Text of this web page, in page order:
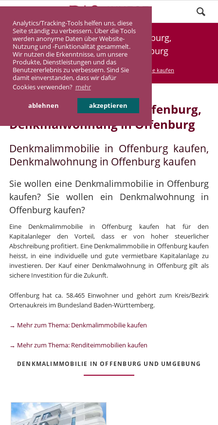
Analytics/Tracking-Tools helfen uns, diese
Seite ständig zu verbessern. Über die Tools
werden anonyme Daten über Website-
Nutzung und -Funktionalität gesammelt.
Wir nutzen die Erkenntnisse, um unsere
Produkte, Dienstleistungen und das
Benutzererlebnis zu verbessern. Sind Sie
damit einverstanden, dass wir dafür
Cookies verwenden? mehr
ablehnen akzeptieren
Denkmalimmobilie Offenburg,
Denkmalwohnung Offenburg
DASINVEST Service Denkmalimmobilie kaufen
Denkmalimmobilie in Offenburg,
Denkmalwohnung in Offenburg
Denkmalimmobilie in Offenburg kaufen,
Denkmalwohnung in Offenburg kaufen
Sie wollen eine Denkmalimmobilie in Offenburg
kaufen? Sie wollen ein Denkmalwohnung in
Offenburg kaufen?
Eine Denkmalimmobilie in Offenburg kaufen hat für den
Kapitalanleger den Vorteil, dass er von hoher steuerlicher
Abschreibung profitiert. Eine Denkmalimmobilie in Offenburg kaufen
heisst, in eine individuelle und gute vermietbare Kapitalanlage zu
investieren. Der Kauf einer Denkmalwohnung in Offenburg gilt als
sichere Investition für die Zukunft.
Offenburg hat ca. 58.465 Einwohner und gehört zum Kreis/Bezirk
Ortenaukreis im Bundesland Baden-Württemberg.
→ Mehr zum Thema: Denkmalimmobilie kaufen
→ Mehr zum Thema: Renditeimmobilien kaufen
DENKMALIMMOBILIE IN OFFENBURG UND UMGEBUNG